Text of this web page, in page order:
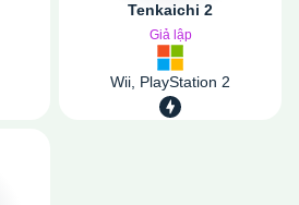
Tenkaichi 2
Giả lập
Wii, PlayStation 2